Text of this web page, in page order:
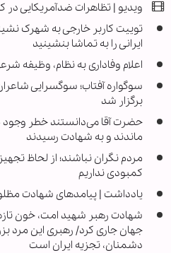
ویدیو | تظاهرات ضدآمریکایی در
توییت کاربر خارجی به شهرک
ایرانی را به تماشا بنشینید
اعلام وفاداری به نظام، وظیفه
سوگواره آفتاب؛ سوگسرایی
برگزار شد
حضرت آقا می‌دانستند خطر وجود
ماندند و به شهادت رسیدند
مردم نگران نباشند؛ از لحاظ
کمبودی نداریم
یادداشت | پیامدهای شهادت
شهادت رهبر شهید امت، خون
جهان جاری کرد/ رهبری این مرد
دشمنان، تجزیه ایران است